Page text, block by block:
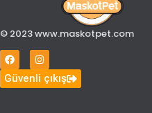
© 2023 www.maskotpet.com
Güvenli çıkış